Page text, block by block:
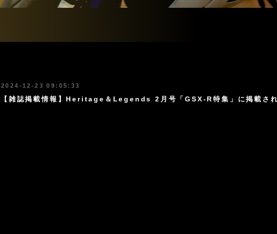
2024-12-23 09:05:33
【雑誌掲載情報】Heritage＆Legends 2月号「GSX-R特集」に掲載さ